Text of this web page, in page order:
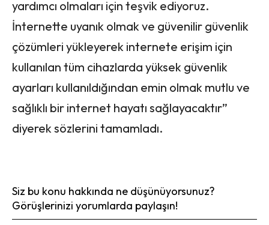
yardımcı olmaları için teşvik ediyoruz.
İnternette uyanık olmak ve güvenilir güvenlik
çözümleri yükleyerek internete erişim için
kullanılan tüm cihazlarda yüksek güvenlik
ayarları kullanıldığından emin olmak mutlu ve
sağlıklı bir internet hayatı sağlayacaktır”
diyerek sözlerini tamamladı.
Siz bu konu hakkında ne düşünüyorsunuz?
Görüşlerinizi yorumlarda paylaşın!